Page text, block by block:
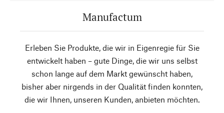
Manufactum
Erleben Sie Produkte, die wir in Eigenregie für Sie
entwickelt haben – gute Dinge, die wir uns selbst
schon lange auf dem Markt gewünscht haben,
bisher aber nirgends in der Qualität finden konnten,
die wir Ihnen, unseren Kunden, anbieten möchten.